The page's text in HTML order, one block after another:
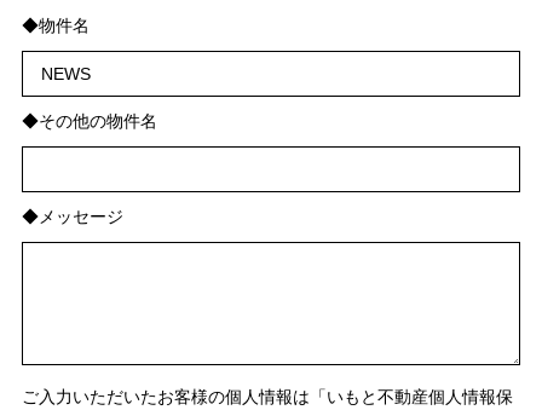
◆物件名
◆その他の物件名
◆メッセージ
ご入力いただいたお客様の個人情報は「いもと不動産個人情報保